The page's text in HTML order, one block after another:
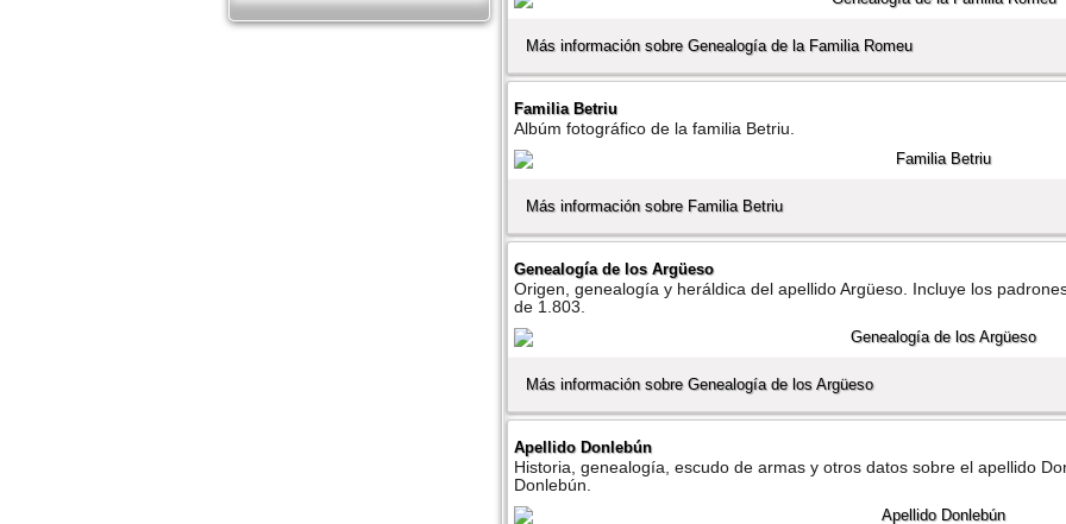
Más información sobre Genealogí­a de la Familia Romeu
Familia Betriu
Albúm fotográfico de la familia Betriu.
Más información sobre Familia Betriu
Genealogí­a de los Argüeso
Origen, genealogí­a y heráldica del apellido Argüeso. Incluye los
de 1.803.
Más información sobre Genealogí­a de los Argüeso
Apellido Donlebún
Historia, genealogí­a, escudo de armas y otros datos sobre el apellido
Donlebún.